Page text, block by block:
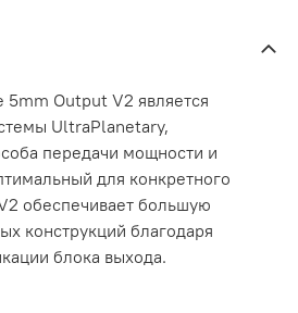
Output V2 является
UltraPlanetary,
передачи мощности и
для конкретного
обеспечивает большую
конструкций благодаря
блока выхода.